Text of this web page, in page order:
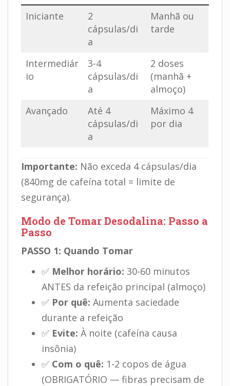
Iniciante
2
cápsulas/di
a
Manhã ou
tarde
Intermediár
io
3-4
cápsulas/di
a
2 doses
(manhã +
almoço)
Avançado
Até 4
cápsulas/di
a
Máximo 4
por dia
Importante: Não exceda 4 cápsulas/dia
(840mg de cafeína total = limite de
segurança).
Modo de Tomar Desodalina: Passo a
Passo
PASSO 1: Quando Tomar
✅ Melhor horário: 30-60 minutos
ANTES da refeição principal (almoço)
✅ Por quê: Aumenta saciedade
durante a refeição
✅ Evite: À noite (cafeína causa
insônia)
✅ Com o quê: 1-2 copos de água
(OBRIGATÓRIO — fibras precisam de